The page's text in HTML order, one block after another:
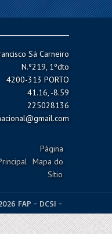
Sá Carneiro
N.º219, 1ºdto
4200-313 PORTO
41.16, -8.59
225028136
Página
Mapa do
Sítio
FAP - DCSI -